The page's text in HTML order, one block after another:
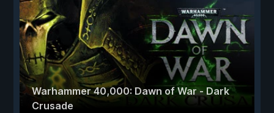
Warhammer 40,000: Dawn of War - Dark
Crusade